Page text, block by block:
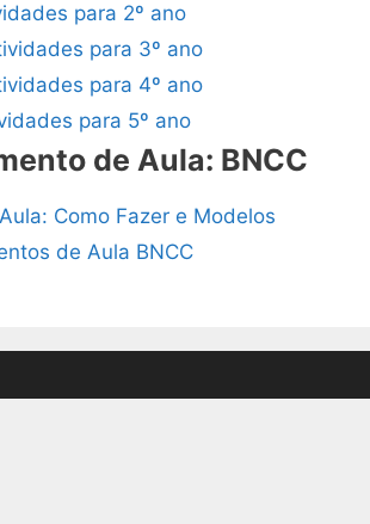
para 2º ano
para 3º ano
para 4º ano
para 5º ano
de Aula: BNCC
Como Fazer e Modelos
de Aula BNCC